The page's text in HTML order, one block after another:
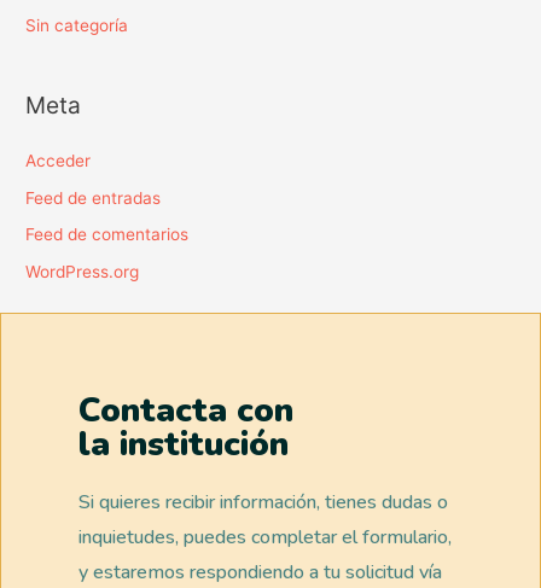
Sin categoría
Meta
Acceder
Feed de entradas
Feed de comentarios
WordPress.org
Contacta con
la institución
Si quieres recibir información, tienes dudas o
inquietudes, puedes completar el formulario,
y estaremos respondiendo a tu solicitud vía